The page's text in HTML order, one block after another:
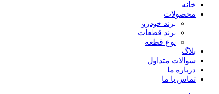
خانه
محصولات
برند خودرو
برند قطعات
نوع قطعه
بلاگ
سوالات متداول
درباره ما
تماس با ما